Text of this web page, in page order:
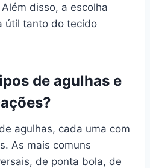
disso, a escolha
útil tanto do tecido
de agulhas e
agulhas, cada uma com
As mais comuns
de ponta bola, de